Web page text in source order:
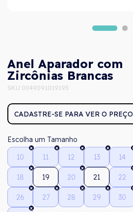
Anel Aparador com
Zircônias Brancas
SKU 0049091019195
CADASTRE-SE PARA VER O PREÇO
Tamanho
10
11 12 13 14
18 19 20 21 22
26 27 28 29 30